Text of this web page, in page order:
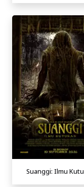
Suanggi: Ilmu